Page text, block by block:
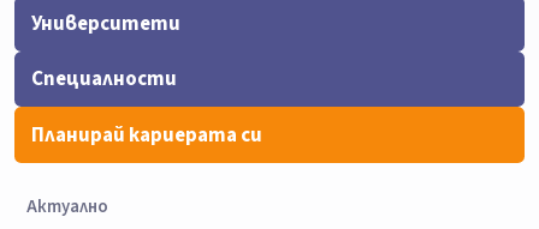
Университети
Специалности
Планирай кариерата си
Актуално